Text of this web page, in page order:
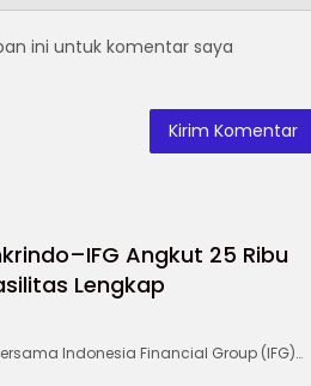
ini untuk komentar saya
Angkut 25 Ribu
Lengkap
Indonesia Financial Group (IFG)…